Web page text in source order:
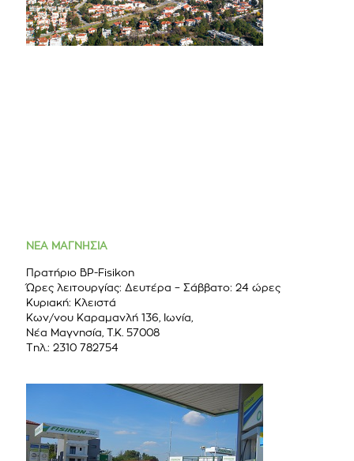
ΝΕΑ ΜΑΓΝΗΣΙΑ
Πρατήριο BP-Fisikon
Ώρες λειτουργίας: Δευτέρα – Σάββατο: 24 ώρες
Κυριακή: Κλειστά
Κων/νου Καραμανλή 136, Ιωνία,
Νέα Μαγνησία, Τ.Κ. 57008
Τηλ.: 2310 782754